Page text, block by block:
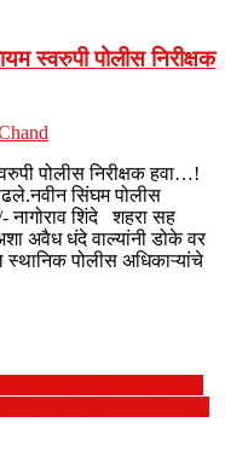
स्वरुपी पोलीस निरीक्षक
पोलीस निरीक्षक हवा…!
सिंघम पोलीस
नागोराव शिंदे शहरा सह
अवैध धंदे वाल्यांनी डोके वर
पोलीस अधिकाऱ्यांचे